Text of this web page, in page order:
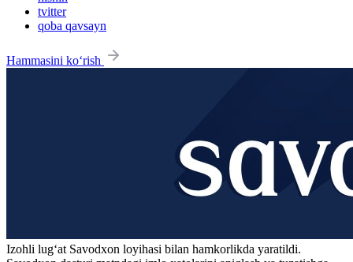
tvitter
qoba qavsayn
Hammasini ko‘rish
Izohli lugʻat Savodxon loyihasi bilan hamkorlikda yaratildi.